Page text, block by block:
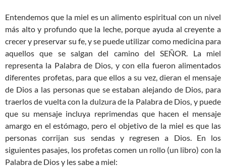
Entendemos que la miel es un alimento espiritual con un nivel
más alto y profundo que la leche, porque ayuda al creyente a
crecer y preservar su fe, y se puede utilizar como medicina para
aquellos que se salgan del camino del SEÑOR. La miel
representa la Palabra de Dios, y con ella fueron alimentados
diferentes profetas, para que ellos a su vez, dieran el mensaje
de Dios a las personas que se estaban alejando de Dios, para
traerlos de vuelta con la dulzura de la Palabra de Dios, y puede
que su mensaje incluya reprimendas que hacen el mensaje
amargo en el estómago, pero el objetivo de la miel es que las
personas corrijan sus sendas y regresen a Dios. En los
siguientes pasajes, los profetas comen un rollo (un libro) con la
Palabra de Dios y les sabe a miel: